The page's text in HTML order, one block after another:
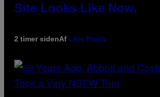
Site Looks Like Now.
2 timer sidenAf Luis Prada